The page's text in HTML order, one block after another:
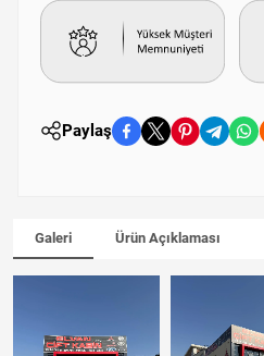
Paylaş
Galeri Ürün Açıklaması